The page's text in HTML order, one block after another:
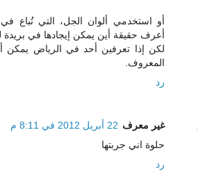
أو استخدمي ألوان الجل، التي تُباع
أعرف حقيقة أين يمكن إيجادها في بريدة
لكن إذا تعرفين أحد في الرياض يمكن
المعروف.
رد
غير معرف 22 أبريل 2012 في 8:11 م
حلوة اني جربتها
رد